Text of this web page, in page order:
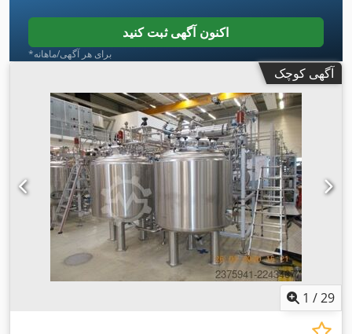
اکنون آگهی ثبت کنید
*برای هر آگهی/ماهانه
آگهی کوچک
1 /29